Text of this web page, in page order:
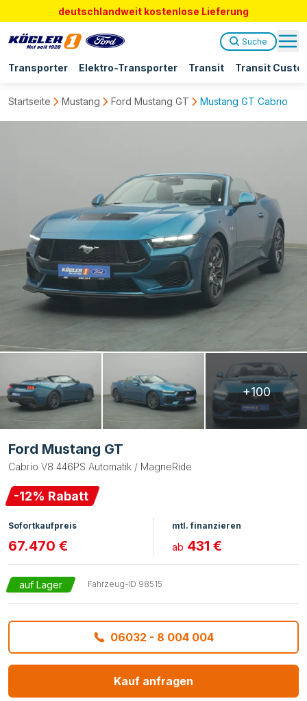
deutschlandweit kostenlose Lieferung
Transporter Elektro-Transporter Transit Transit
Suche
Startseite Mustang Ford Mustang GT Mustang GT Cabrio
+100
Ford Mustang GT
Cabrio V8 446PS Automatik / MagneRide
-12% Rabatt
Sofortkaufpreis
67.470 €
mtl. finanzieren
ab 431 €
auf Lager Fahrzeug-ID 98515
06032 - 8 004 004
Kauf anfragen